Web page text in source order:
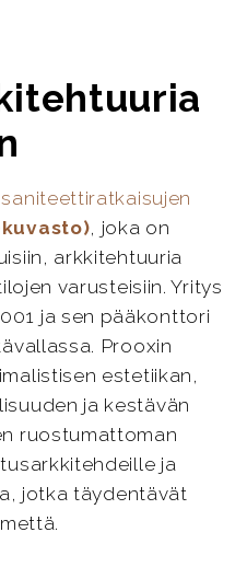
, joka on
arkkitehtuuria
varusteisiin. Yritys
ja sen pääkonttori
Prooxin
estetiikan,
ja kestävän
ruostumattoman
ja
jotka täydentävät